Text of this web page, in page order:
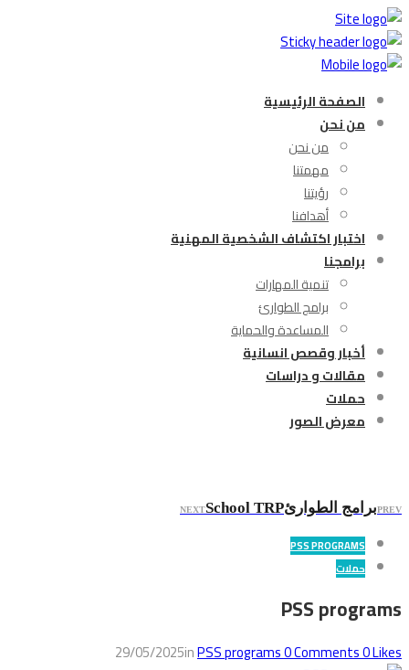
الصفحة الرئيسية
من نحن
من نحن
مهمتنا
رؤيتنا
أهدافنا
اختبار اكتشاف الشخصية المهنية
برامجنا
تنمية المهارات
برامج الطوارئ
المساعدة والحماية
أخبار وقصص انسانية
مقالات و دراسات
حملات
معرض الصور
PREVبرامج الطوارئ NEXTSchool TRP
PSS PROGRAMS
حملات
PSS programs
29/05/2025inPSS programs0Comments0Likes